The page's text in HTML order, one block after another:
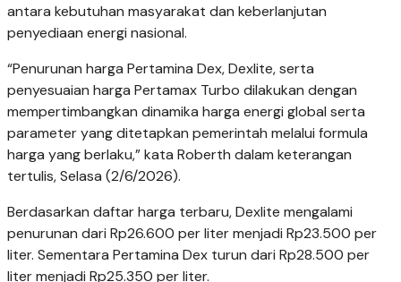
antara kebutuhan masyarakat dan keberlanjutan
penyediaan energi nasional.
“Penurunan harga Pertamina Dex, Dexlite, serta
penyesuaian harga Pertamax Turbo dilakukan dengan
mempertimbangkan dinamika harga energi global serta
parameter yang ditetapkan pemerintah melalui formula
harga yang berlaku,” kata Roberth dalam keterangan
tertulis, Selasa (2/6/2026).
Berdasarkan daftar harga terbaru, Dexlite mengalami
penurunan dari Rp26.600 per liter menjadi Rp23.500 per
liter. Sementara Pertamina Dex turun dari Rp28.500 per
liter menjadi Rp25.350 per liter.